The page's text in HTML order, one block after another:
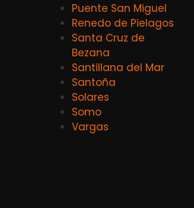
Puente San Miguel
Renedo de Pielagos
Santa Cruz de
Bezana
Santillana del Mar
Santoña
Solares
Somo
Vargas